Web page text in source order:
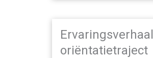
Ervaringsverhaal
oriëntatietraject